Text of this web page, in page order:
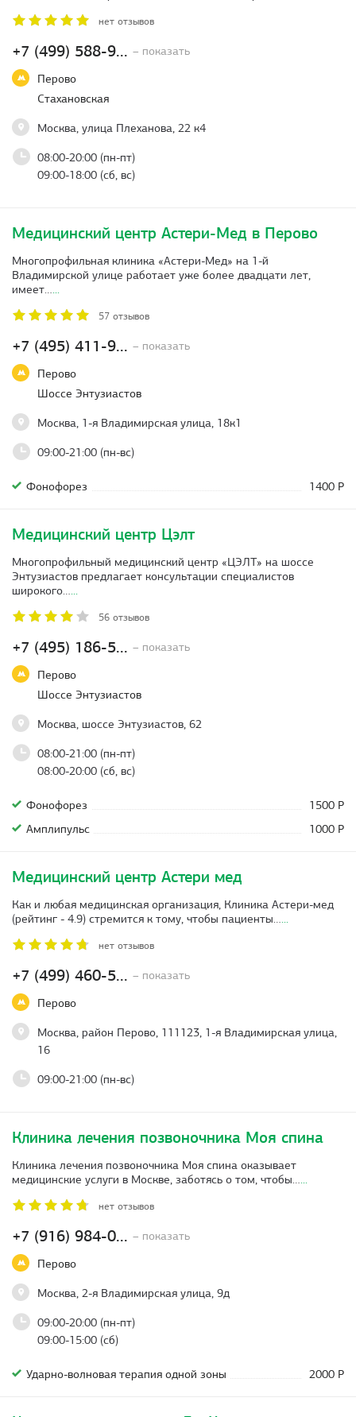
+7 (499) 588-9... – показать
Перово
Стахановская
Москва, улица Плеханова, 22 к4
08:00-20:00 (пн-пт)
09:00-18:00 (сб, вс)
нет отзывов
Медицинский центр Астери-Мед в Перово
+7 (495) 411-9... – показать
Перово
Шоссе Энтузиастов
Москва, 1-я Владимирская улица, 18к1
09:00-21:00 (пн-вс)
Многопрофильная клиника «Астери-Мед» на 1-й
Владимирской улице работает уже более двадцати лет,
имеет…...
57 отзывов
Фонофорез 1400 Р
Медицинский центр Цэлт
+7 (495) 186-5... – показать
Перово
Шоссе Энтузиастов
Москва, шоссе Энтузиастов, 62
08:00-21:00 (пн-пт)
08:00-20:00 (сб, вс)
Многопрофильный медицинский центр «ЦЭЛТ» на шоссе
Энтузиастов предлагает консультации специалистов
широкого…...
56 отзывов
Фонофорез
1500 Р
Амплипульс
1000 Р
Медицинский центр Астери мед
+7 (499) 460-5... – показать
Перово
Москва, район Перово, 111123, 1-я Владимирская улица,
16
09:00-21:00 (пн-вс)
Как и любая медицинская организация, Клиника Астери-мед
(рейтинг - 4.9) стремится к тому, чтобы пациенты…...
нет отзывов
Клиника лечения позвоночника Моя спина
+7 (916) 984-0... – показать
Перово
Москва, 2-я Владимирская улица, 9д
09:00-20:00 (пн-пт)
09:00-15:00 (сб)
Клиника лечения позвоночника Моя спина оказывает
медицинские услуги в Москве, заботясь о том, чтобы…...
нет отзывов
Ударно-волновая терапия одной зоны 2000 Р